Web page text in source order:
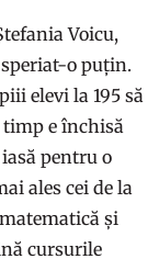
Voicu,
o puțin.
elevi la 195 să
timp e închisă
iasă pentru o
ales cei de la
și
cursurile